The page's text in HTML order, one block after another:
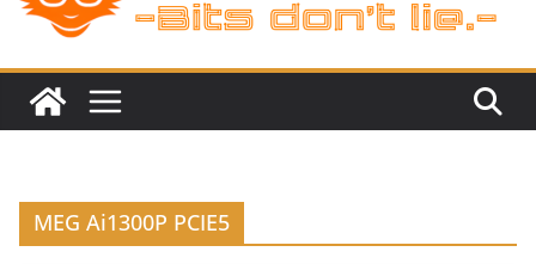
MEG Ai1300P PCIE5